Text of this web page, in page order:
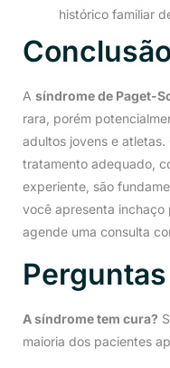
histórico familiar
Conclusão
A síndrome de Paget-
rara, porém
adultos jovens e
tratamento adequado,
experiente, são
você apresenta inchaço
agende uma consulta
A síndrome tem cura?
maioria dos pacientes